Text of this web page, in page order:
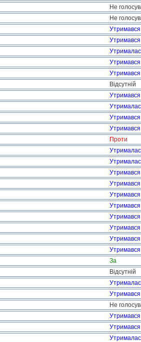
Не
Не
Утримався
Утримався
Утримався
Утримався
Відсутній
Утримався
Утримався
Утримався
Проти
Утримався
Утримався
Утримався
Утримався
Утримався
Утримався
Утримався
Утримався
За
Відсутній
Утримався
Не
Утримався
Утримався